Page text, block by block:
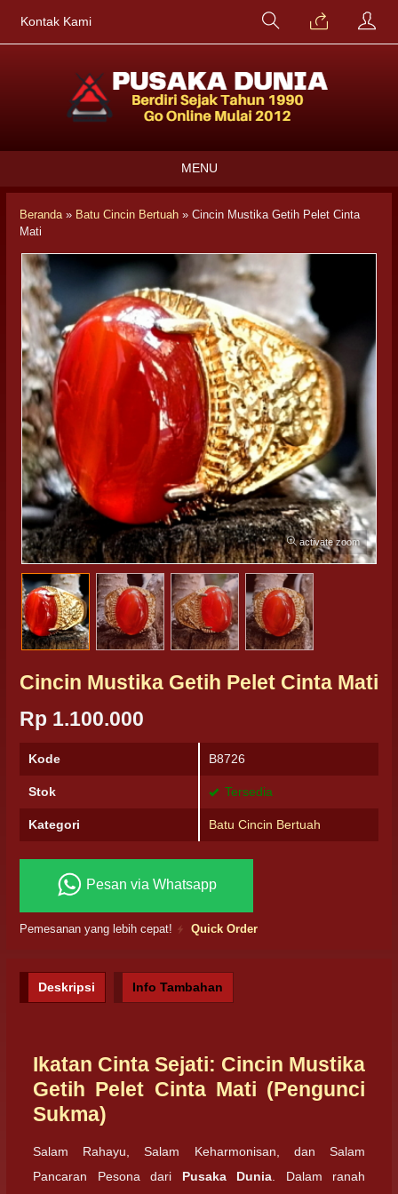
Kontak Kami
MENU
Beranda» Batu Cincin Bertuah » Cincin Mustika Getih Pelet Cinta
Mati
activate zoom
Cincin Mustika Getih Pelet Cinta Mati
Rp 1.100.000
Kode B8726
Stok Tersedia
Kategori Batu Cincin Bertuah
Pesan via Whatsapp
Pemesanan yang lebih cepat! Quick Order
Deskripsi Info Tambahan
Ikatan Cinta Sejati: Cincin Mustika
Getih Pelet Cinta Mati (Pengunci
Sukma)
Salam Rahayu, Salam Keharmonisan, dan Salam
Pancaran Pesona dari Pusaka Dunia. Dalam ranah